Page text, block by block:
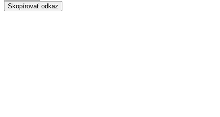
Skopírovať odkaz